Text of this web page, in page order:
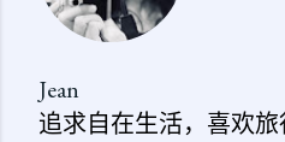
Jean
追求自在生活，喜欢